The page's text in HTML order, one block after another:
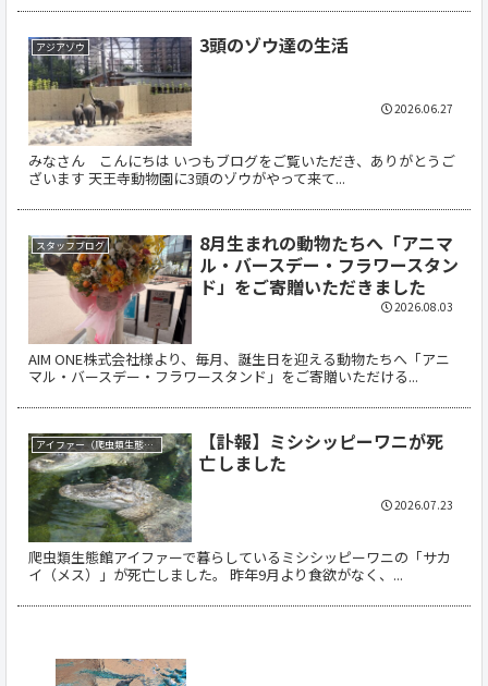
アジアゾウ 3頭のゾウ達の生活
みなさん こんにちは いつもブログをご覧いただき、ありがとうご
ざいます 天王寺動物園に3頭のゾウがやって来て...
2026.06.27
スタッフブログ
8月生まれの動物たちへ「アニマ
ル・バースデー・フラワースタン
ド」をご寄贈いただきました
AIM ONE株式会社様より、毎月、誕生日を迎える動物たちへ「アニ
マル・バースデー・フラワースタンド」をご寄贈いただける...
2026.08.03
アイファー（爬虫類生態館）
【訃報】ミシシッピーワニが死
亡しました
爬虫類生態館アイファーで暮らしているミシシッピーワニの「サカ
イ（メス）」が死亡しました。 昨年9月より食欲がなく、...
2026.07.23